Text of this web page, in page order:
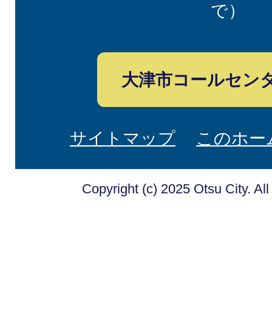
で）
大津市コールセン
サイトマップ このホ
Copyright (c) 2025 Otsu City.